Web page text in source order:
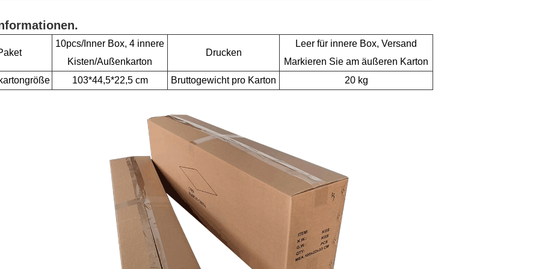
10pcs/Inner Box, 4 innere
Kisten/Außenkarton
Drucken
Leer für innere Box, Versand
Markieren Sie am äußeren Karton
103*44,5*22,5 cm Bruttogewicht pro Karton 20 kg